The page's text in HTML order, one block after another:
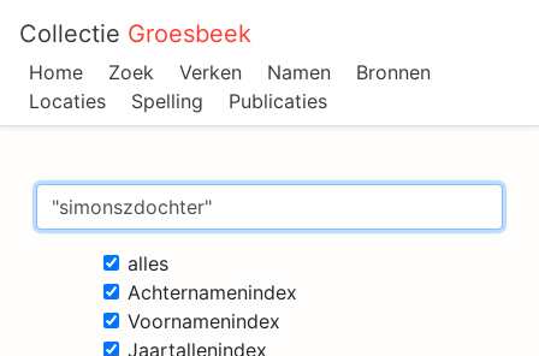
Collectie Groesbeek
Home Zoek Verken Namen
Bronnen
Locaties
Spelling Publicaties
alles
Achternamenindex
Voornamenindex
Jaartallenindex